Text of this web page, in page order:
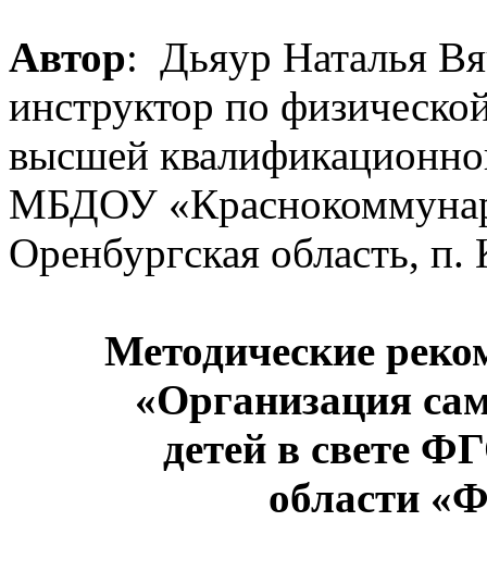
Автор: Дьяур Наталья
инструктор по
высшей
МБДОУ
Оренбургская область,
Методические
«Организация
детей в свете
области